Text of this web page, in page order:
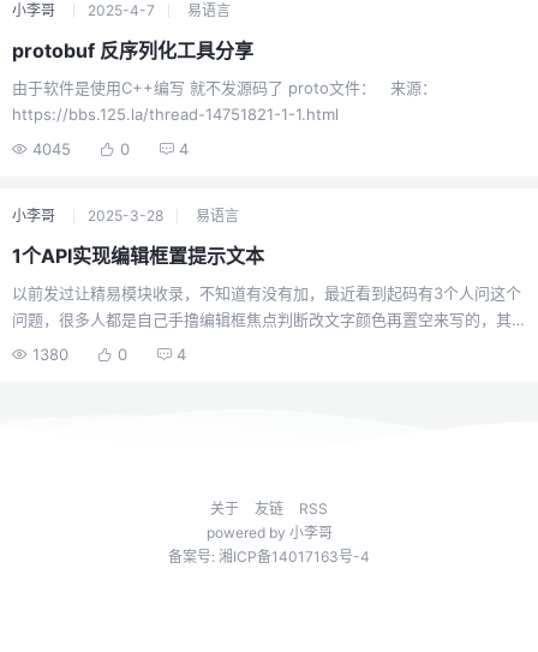
根证书为VeriSign_Class_3_Code_Signing_2010_CA，我使用的所有自签
名证书都由它颁发。本程序使用的自建时间戳服务器的证书也不例外，因
是哪 我是谁 我在写什么？ 好像改了好多 但是因为爱偷懒睡觉 给忘了
5.4.0(2017-06-25)*替换了类回调方式,回调速度提升一倍*部分代码重新
启用了汇编化调用来提升效率*优化和规范了整体代码,便于阅读理解*简单
封装了内存文件映射（作为私人模块,我基本是用到了什么才会往里封装什
么） 5.3.1(2016-11-25)*修正了队列的一处BUG 5.3.0(2016-11-13)*修正
了参数 实现了线程、线程池创建时可以调整初始栈大小来突破单进程1500
小李哥 2025-4-7 易语言
protobuf 反序列化工具分享
由于软件是使用C++编写 就不发源码了 proto文件： 来源：
https://bbs.125.la/thread-14751821-1-1.html
4045
0 4
小李哥 2025-3-28 易语言
1个API实现编辑框置提示文本
以前发过让精易模块收录，不知道有没有加，最近看到起码有3个人问这个
问题，很多人都是自己手撸编辑框焦点判断改文字颜色再置空来写的，其
1380 0 4
关于 友链
RSS
powered by 小李哥
备案号: 湘ICP备14017163号-4